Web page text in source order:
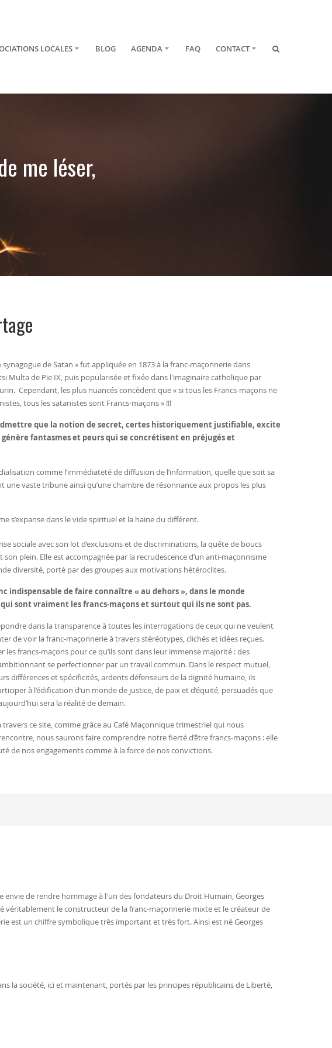
LOCALES BLOG AGENDA FAQ CONTACT
me léser,
synagogue de Satan » fut appliquée en 1873 à la franc-maçonnerie dans
Multa de Pie IX, puis popularisée et fixée dans l'imaginairecatholique par
. Cependant, les plus nuancés concèdent que « si tous les Francs-maçons ne
tous les satanistes sont Francs-maçons » !!!
que la notion de secret, certes historiquement justifiable, excite
génère fantasmes et peurs qui se concrétisent en préjugés et
comme l’immédiateté de diffusion de l’information, quelle que soit sa
une vaste tribune ainsi qu’une chambre de résonnance aux propos les plus
s’expanse dans le vide spirituel et la haine du différent.
sociale avec son lot d’exclusions et de discriminations, la quête de boucs
son plein. Elle est accompagnée par la recrudescence d’un anti-maçonnisme
diversité, porté par des groupes aux motivations hétéroclites.
indispensable de faire connaître « au dehors », dans le monde
sont vraiment les francs-maçons et surtout qui ils ne sont pas.
dans la transparence à toutes les interrogations de ceux qui ne veulent
de voir la franc-maçonnerie à travers stéréotypes, clichés et idées reçues.
les francs-maçons pour ce qu’ils sont dans leur immense majorité : des
se perfectionner par un travail commun. Dans le respect mutuel,
différences et spécificités, ardents défenseurs de la dignité humaine, ils
à l’édification d’un monde de justice, de paix et d’équité, persuadés que
sera la réalité de demain.
travers ce site, comme grâce au Café Maçonnique trimestriel qui nous
nous saurons faire comprendre notre fierté d’être francs-maçons : elle
de nos engagements comme à la force de nos convictions.
de rendre hommage à l'un des fondateurs du Droit Humain, Georges
véritablement le constructeur de la franc-maçonnerie mixte et le créateur de
est un chiffre symbolique très important et très fort. Ainsi est né Georges
la société, ici et maintenant, portés par les principes républicains de Liberté,